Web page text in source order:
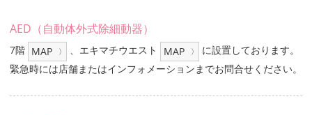
AED（自動体外式除細動器）
7階 、エキマチウエスト
に設置しております。
緊急時には店舗またはインフォメーションまでお問合せください。